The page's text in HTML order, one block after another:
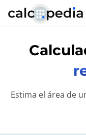
Estima el área de